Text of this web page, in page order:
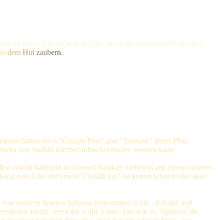
Soul of the Black Dragon. Hier siehst du die letzten Meldungen
dem Hut zaubern.
haben noch "Google Plus" und "Youtube" Ihren Platz
von SotBD leichter aufrecht erhalten werden kann.
erstellt habt und so Euren Charakter vielleicht aus einem anderen
Like mit einem "Gefällt mir" zu kennzeichnen oder aber
anderen Spielen bekannt vorkommen wird. - Erfolge und
könnt, wenn Ihr wollt. Unser Ziel war es, Spielern, die